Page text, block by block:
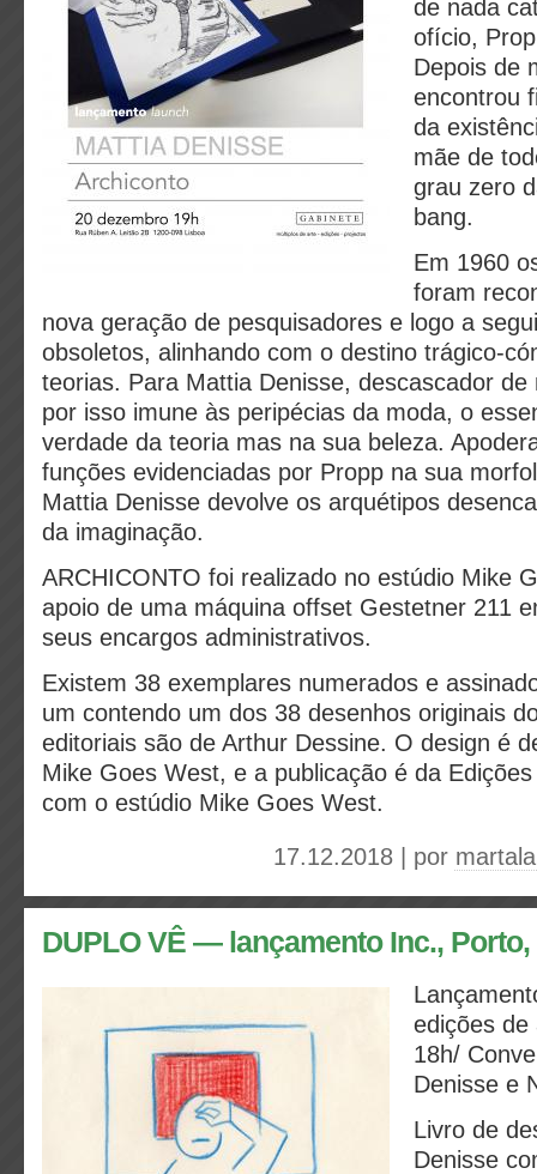
de nada
ofício,
Depois de
encontrou
da
mãe de
grau zero
bang.
Em 1960
foram
nova geração de pesquisadores e logo a
obsoletos, alinhando com o destino trágico-
teorias. Para Mattia Denisse, descascador de
por isso imune às peripécias da moda, o
verdade da teoria mas na sua beleza.
funções evidenciadas por Propp na sua
Mattia Denisse devolve os arquétipos
da imaginação.
ARCHICONTO foi realizado no estúdio Mike
apoio de uma máquina offset Gestetner 211
seus encargos administrativos.
Existem 38 exemplares numerados e
um contendo um dos 38 desenhos originais
editoriais são de Arthur Dessine. O design é
Mike Goes West, e a publicação é da
com o estúdio Mike Goes West.
17.12.2018 | por
DUPLO VÊ — lançamento Inc., Porto,
edições de
18h/
Denisse e
Livro de
Denisse